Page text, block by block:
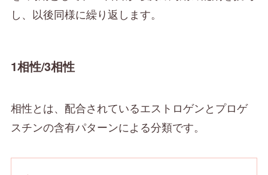
し、以後同様に繰り返します。
1相性/3相性
相性とは、配合されているエストロゲンとプロゲ
スチンの含有パターンによる分類です。